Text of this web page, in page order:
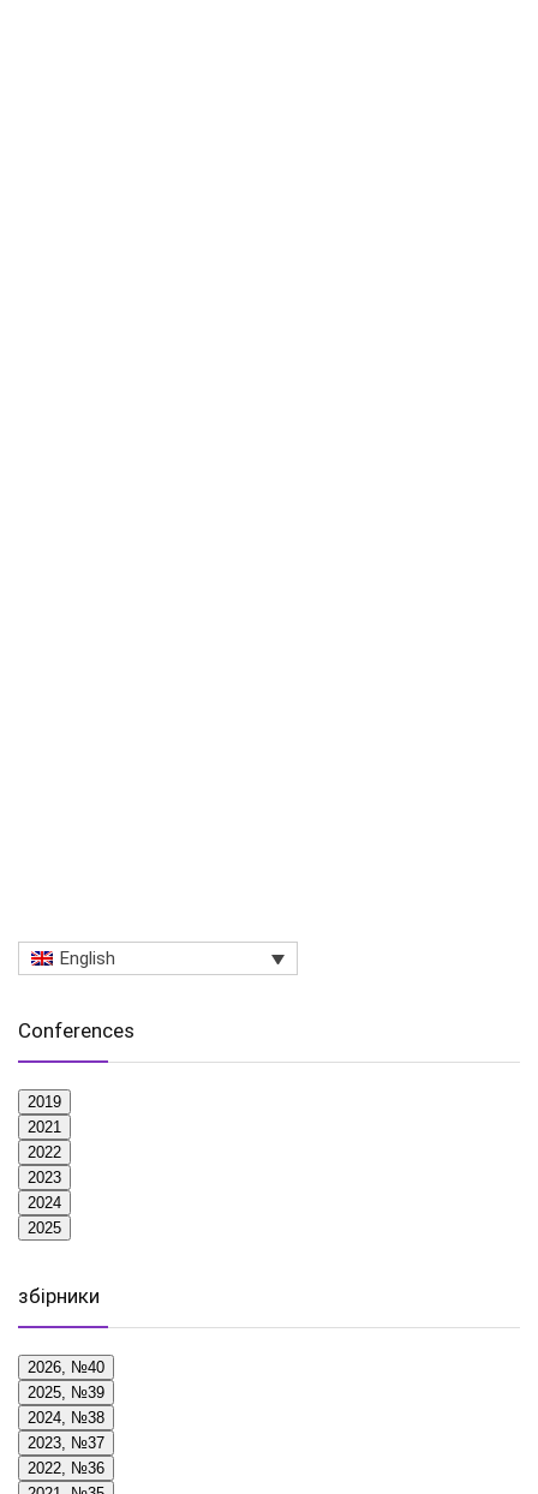
English
Conferences
2019
2021
2022
2023
2024
2025
збірники
2026, №40
2025, №39
2024, №38
2023, №37
2022, №36